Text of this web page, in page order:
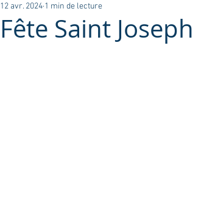
Fête Saint Joseph
12 avr. 2024 1 min de lecture